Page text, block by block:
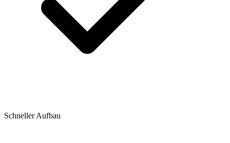
Schneller Aufbau